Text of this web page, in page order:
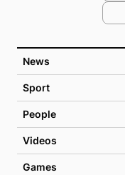
News
Sport
People
Videos
Games